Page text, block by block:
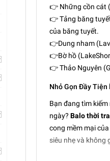
👉 Những cồn cát
👉 Tảng băng
của băng tuyết.
👉Dung nham
👉Bờ hồ
👉 Thảo Nguyên
Nhỏ Gọn Đầy Tiện
Bạn đang tìm
ngày? Balo thời
cong mềm mại
siêu nhẹ và không